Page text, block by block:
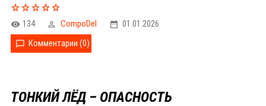
134 CompoDel
01.01.2026
Комментарии (0)
ТОНКИЙ ЛЁД – ОПАСНОСТЬ